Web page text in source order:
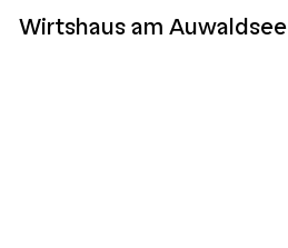
Wirtshaus am Auwaldsee